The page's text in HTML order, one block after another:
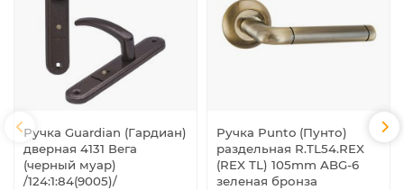
Ручка Guardian (Гардиан)
дверная 4131 Вега
(черный муар)
/124:1:84(9005)/
Ручка Punto (Пунто)
раздельная R.TL54.REX
(REX TL) 105mm ABG-6
зеленая бронза